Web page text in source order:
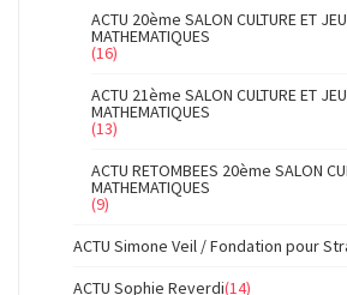
ACTU 20ème SALON CULTURE ET
MATHEMATIQUES
(16)
ACTU 21ème SALON CULTURE ET
MATHEMATIQUES
(13)
ACTU RETOMBEES 20ème SALON
MATHEMATIQUES
(9)
ACTU Simone Veil / Fondation pour
ACTU Sophie Reverdi(14)